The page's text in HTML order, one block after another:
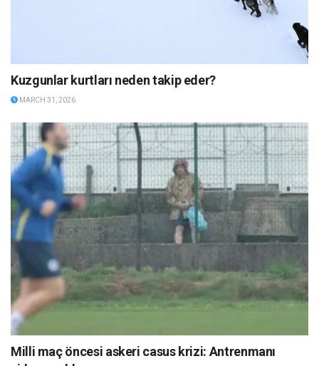
Kuzgunlar kurtları neden takip eder?
MARCH 31, 2026
Milli maç öncesi askeri casus krizi: Antrenmanı